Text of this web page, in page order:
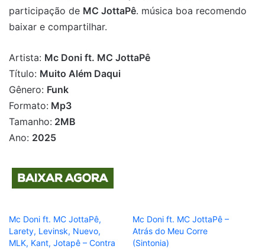
participação de MC JottaPê. música boa recomendo
baixar e compartilhar.
Artista: Mc Doni ft. MC JottaPê
Título: Muito Além Daqui
Gênero: Funk
Formato: Mp3
Tamanho: 2MB
Ano: 2025
Mc Doni ft. MC JottaPê,
Larety, Levinsk, Nuevo,
MLK, Kant, Jotapê – Contra
Mc Doni ft. MC JottaPê –
Atrás do Meu Corre
(Sintonia)